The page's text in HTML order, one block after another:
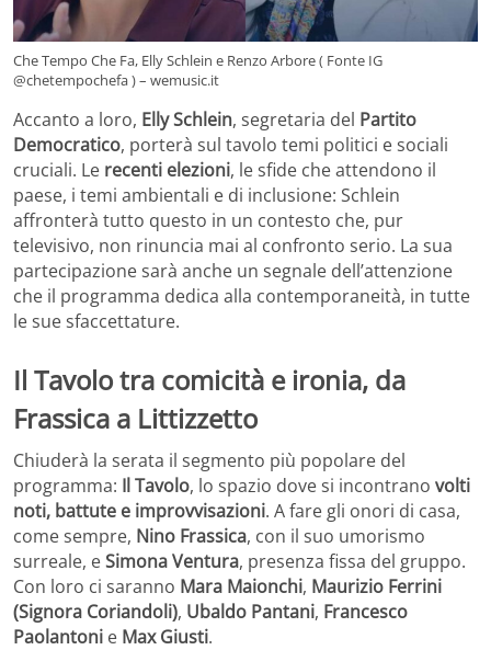
Che Tempo Che Fa, Elly Schlein e Renzo Arbore ( Fonte IG
@chetempochefa ) – wemusic.it
Accanto a loro, Elly Schlein, segretaria del Partito
Democratico, porterà sul tavolo temi politici e sociali
cruciali. Le recenti elezioni, le sfide che attendono il
paese, i temi ambientali e di inclusione: Schlein
affronterà tutto questo in un contesto che, pur
televisivo, non rinuncia mai al confronto serio. La sua
partecipazione sarà anche un segnale dell’attenzione
che il programma dedica alla contemporaneità, in tutte
le sue sfaccettature.
Il Tavolo tra comicità e ironia, da
Frassica a Littizzetto
Chiuderà la serata il segmento più popolare del
programma: Il Tavolo, lo spazio dove si incontrano volti
noti, battute e improvvisazioni. A fare gli onori di casa,
come sempre, Nino Frassica, con il suo umorismo
surreale, eSimona Ventura, presenza fissa del gruppo.
Con loro ci saranno Mara Maionchi, Maurizio Ferrini
(Signora Coriandoli), Ubaldo Pantani, Francesco
Paolantoni e Max Giusti.